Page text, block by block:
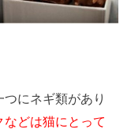
にネギ類があり
どは猫にとって